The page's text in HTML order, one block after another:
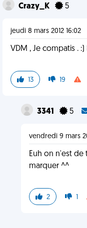
Crazy_K 5
jeudi 8 mars 2012 16:02
VDM , Je compatis .
13 19
3341 5
vendredi 9 mars
Euh on n'est de
marquer ^^
2 1